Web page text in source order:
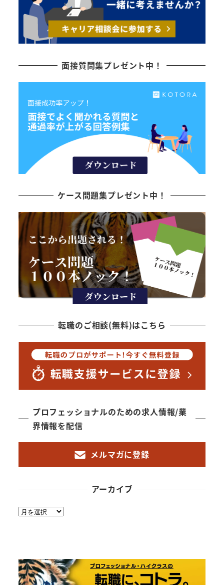
面接質問集プレゼント中！
ケース問題集プレゼント中！
転職のご相談(無料)はこちら
プロフェッショナルのための求人情報/業
界情報を配信
メルマガに登録
アーカイブ
ア
ブ